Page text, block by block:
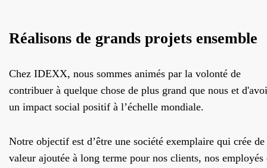
Réalisons de grands projets ensemble
Chez IDEXX, nous sommes animés par la volonté de
contribuer à quelque chose de plus grand que nous et
un impact social positif à l’échelle mondiale.
Notre objectif est d’être une société exemplaire qui crée
valeur ajoutée à long terme pour nos clients, nos employés